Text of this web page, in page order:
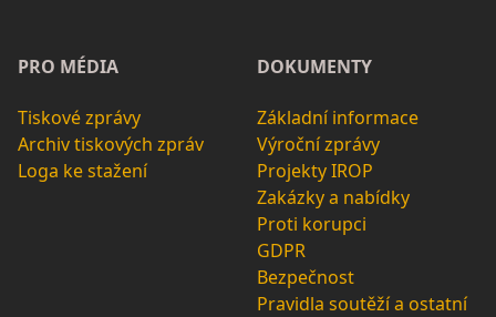
PRO MÉDIA
Tiskové zprávy
Archiv tiskových zpráv
Loga ke stažení
DOKUMENTY
Základní informace
Výroční zprávy
Projekty IROP
Zakázky a nabídky
Proti korupci
GDPR
Bezpečnost
Pravidla soutěží a ostatní